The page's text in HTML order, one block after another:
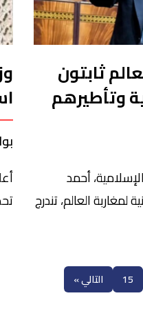
ثابتون
وتأطيرهم
أحمد
لمغاربة العالم، تندرج
في معرض جوابه
حزب الأصالة
15 التالي »